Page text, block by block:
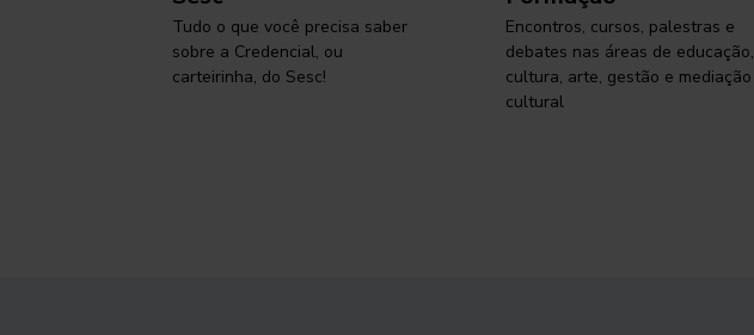
Tudo o que você precisa saber
sobre a Credencial, ou
carteirinha, do Sesc!
Encontros, cursos, palestras e
debates nas áreas de educação,
cultura, arte, gestão e mediação
cultural